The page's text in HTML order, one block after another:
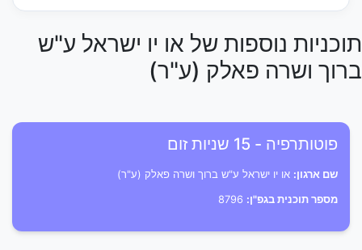
תוכניות נוספות של או יו ישראל ע"ש
ברוך ושרה פאלק (ע"ר)
פוטותרפיה - 15 שניות זום
שם ארגון: או יו ישראל ע"ש ברוך ושרה פאלק (ע"ר)
מספר תוכנית בגפ"ן: